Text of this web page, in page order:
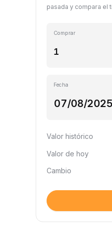
pasada y compara el
Comprar
Fecha
Valor histórico
Valor de hoy
Cambio